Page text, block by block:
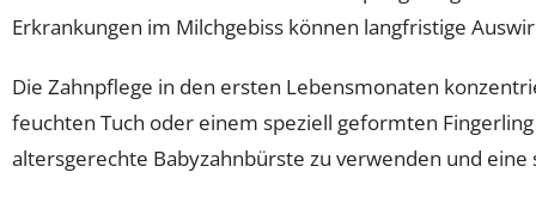
Erkrankungen im Milchgebiss können langfristige
Die Zahnpflege in den ersten Lebensmonaten
feuchten Tuch oder einem speziell geformten
altersgerechte Babyzahnbürste zu verwenden und